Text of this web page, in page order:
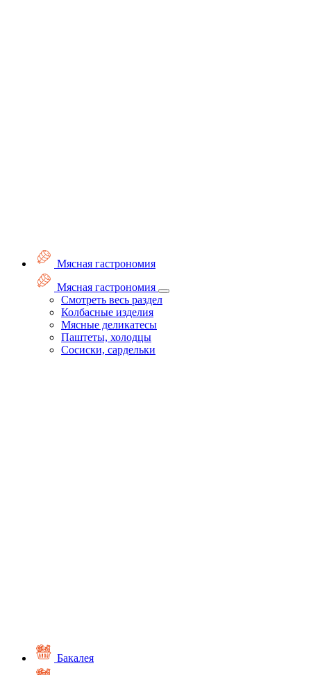
Мясная гастрономия
Мясная гастрономия
Смотреть весь раздел
Колбасные изделия
Мясные деликатесы
Паштеты, холодцы
Сосиски, сардельки
Бакалея